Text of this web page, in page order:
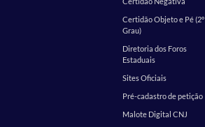
Certidão Objeto e Pé (2º
Grau)
Diretoria dos Foros
Estaduais
Sites Oficiais
Pré-cadastro de petição
Malote Digital CNJ